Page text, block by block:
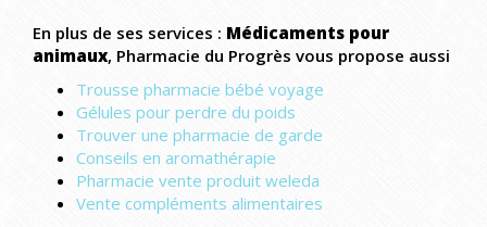
En plus de ses services : Médicaments pour
animaux, Pharmacie du Progrès vous propose aussi
Trousse pharmacie bébé voyage
Gélules pour perdre du poids
Trouver une pharmacie de garde
Conseils en aromathérapie
Pharmacie vente produit weleda
Vente compléments alimentaires